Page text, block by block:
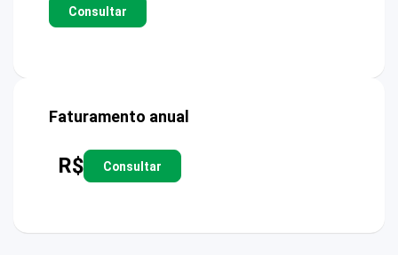
Consultar
Faturamento anual
R$ Consultar